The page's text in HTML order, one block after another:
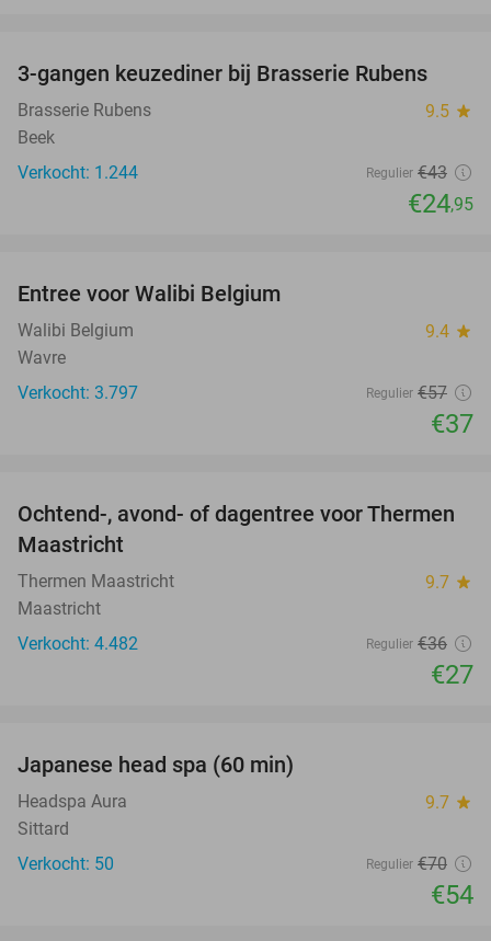
42%
3-gangen keuzediner bij Brasserie Rubens
Brasserie Rubens 9.5 star
Beek
Verkocht: 1.244
Regulier €43
€24,95
Entree voor Walibi Belgium
Walibi Belgium 9.4 star
Wavre
Verkocht: 3.797
Regulier €57
€37
25%
Ochtend-, avond- of dagentree voor Thermen
Maastricht
Thermen Maastricht 9.7 star
Maastricht
Verkocht: 4.482
Regulier €36
€27
Japanese head spa (60 min)
Headspa Aura 9.7 star
Sittard
Verkocht: 50
Regulier €70
€54